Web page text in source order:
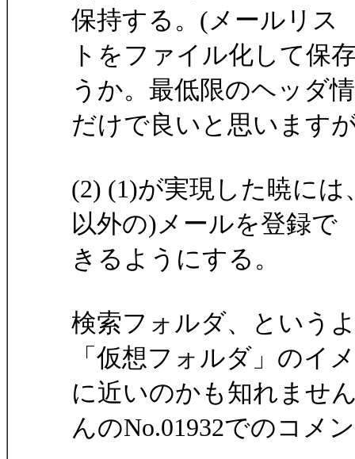
保持する。(メールリス
トをファイル化して保
うか。最低限のヘッダ
だけで良いと思います
(2) (1)が実現した暁に
以外の)メールを登録で
きるようにする。
検索フォルダ、という
「仮想フォルダ」のイ
に近いのかも知れませ
んのNo.01932でのコメ